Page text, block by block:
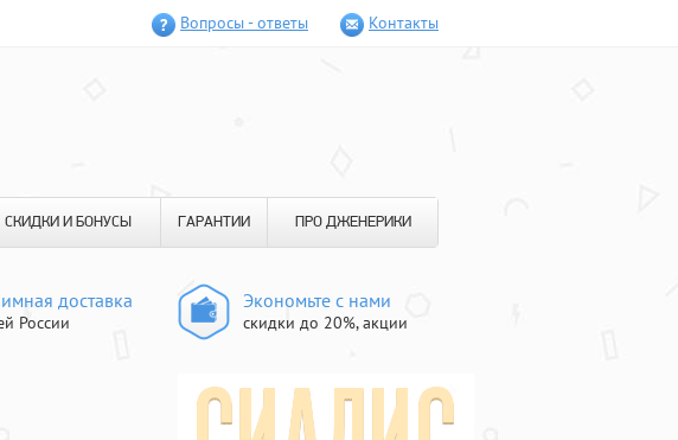
Вопросы - ответы Контакты
СКИДКИ И БОНУСЫ ГАРАНТИИ ПРО ДЖЕНЕРИКИ
доставка
России
Экономьте с нами
скидки до 20%, акции